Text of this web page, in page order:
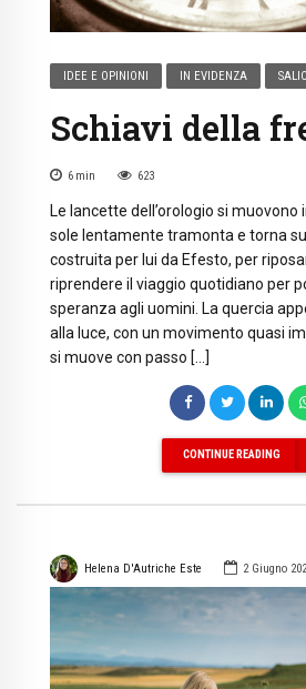
IDEE E OPINIONI IN EVIDENZA
Schiavi della
6 min 623
Le lancette dell’orologio si muovono
sole lentamente tramonta e torna
costruita per lui da Efesto, per
riprendere il viaggio quotidiano per
speranza agli uomini. La quercia
alla luce, con un movimento quasi
si muove con passo […]
CONTINUE READING
Helena D'Autriche Este 2 Giugno